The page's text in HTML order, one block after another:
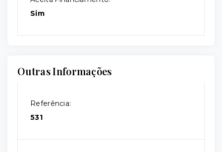
Sim
Outras Informações
Referência:
531